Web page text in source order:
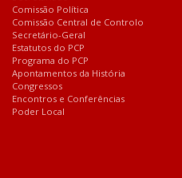
Comissão Política
Comissão Central de Controlo
Secretário-Geral
Estatutos do PCP
Programa do PCP
Apontamentos da História
Congressos
Encontros e Conferências
Poder Local